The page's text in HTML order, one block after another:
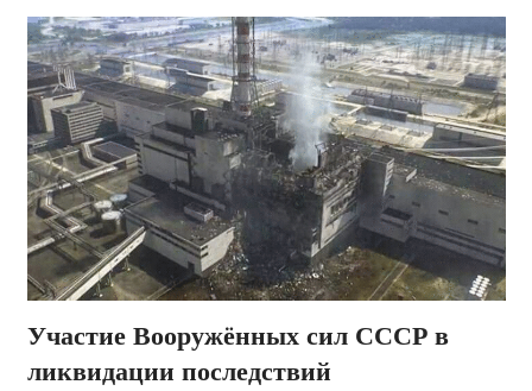
Участие Вооружённых сил СССР в
ликвидации последствий